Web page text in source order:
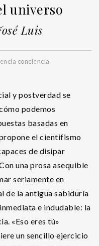
universo
Luis
conciencia
y postverdad se
podemos
basadas en
el cientifismo
de disipar
una prosa asequible
seriamente en
de la antigua sabiduría
e indudable: la
«Eso eres tú»
un sencillo ejercicio